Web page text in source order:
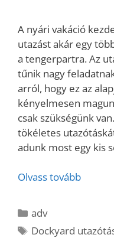
A nyári vakáció
utazást akár egy
a tengerpartra. Az
tűnik nagy
arról, hogy ez az
kényelmesen
csak szükségünk
tökéletes
adunk most egy kis
Olvass tovább
Kategória
adv
Címkék
Dockyard